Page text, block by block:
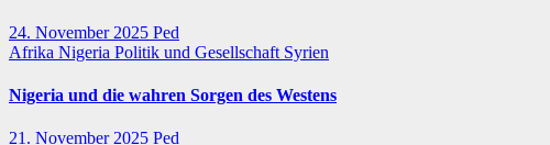
24. November 2025 Ped
Afrika Nigeria Politik und Gesellschaft Syrien
Nigeria und die wahren Sorgen des Westens
21. November 2025 Ped